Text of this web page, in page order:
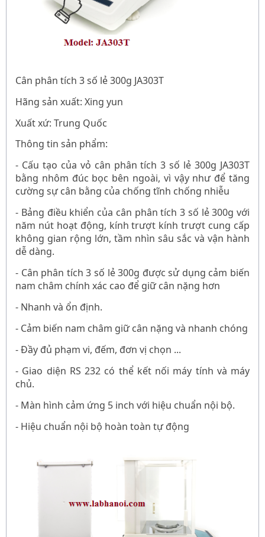
Cân phân tích 3 số lẻ 300g JA303T
Hãng sản xuất: Xing yun
Xuất xứ: Trung Quốc
Thông tin sản phẩm:
- Cấu tạo của vỏ cân phân tích 3 số lẻ 300g JA303T
bằng nhôm đúc bọc bên ngoài, vì vậy như để tăng
cường sự cân bằng của chống tĩnh chống nhiễu
- Bảng điều khiển của cân phân tích 3 số lẻ 300g với
năm nút hoạt động, kính trượt kính trượt cung cấp
không gian rộng lớn, tầm nhìn sâu sắc và vận hành
dễ dàng.
- Cân phân tích 3 số lẻ 300g đượcsử dụng cảm biến
nam châm chính xác cao để giữ cân nặng hơn
- Nhanh và ổn định.
- Cảm biến nam châm giữ cân nặng và nhanh chóng
- Đầy đủ phạm vi, đếm, đơn vị chọn ...
- Giao diện RS 232 có thể kết nối máy tính và máy
chủ.
- Màn hình cảm ứng 5 inch với hiệu chuẩn nội bộ.
- Hiệu chuẩn nội bộ hoàn toàn tự động